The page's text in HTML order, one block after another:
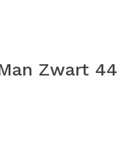
Zwart 44